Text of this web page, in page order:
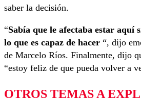
saber la decisión.
“Sabía que le afectaba estar aquí
lo que es capaz de hacer “, dijo
de Marcelo Ríos. Finalmente, dijo
“estoy feliz de que pueda volver a
OTROS TEMAS A